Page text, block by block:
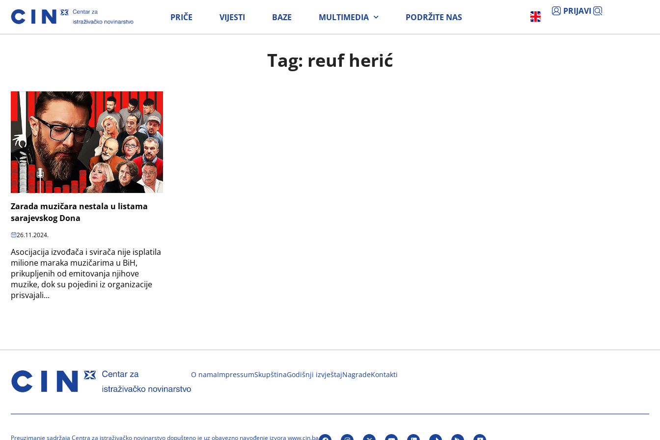
PRIČE VIJESTI BAZE MULTIMEDIA PODRŽITE NAS
PRIJAVI
Tag: reuf herić
Zarada muzičara nestala u listama
sarajevskog Dona
26.11.2024.
Asocijacija izvođača i svirača nije isplatila
milione maraka muzičarima u BiH,
prikupljenih od emitovanja njihove
muzike, dok su pojedini iz organizacije
prisvajali...
O namaImpressumSkupštinaGodišnji izvještajNagradeKontakti
Preuzimanje sadržaja Centra za istraživačko novinarstvo dopušteno je uz obavezno navođenje izvora www.cin.ba